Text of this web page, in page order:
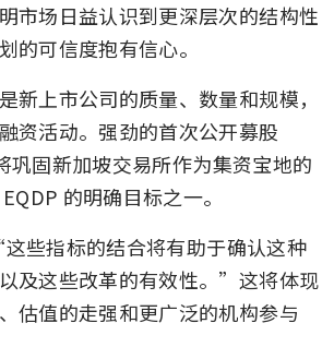
市场日益认识到更深层次的结构性
的可信度抱有信心。
新上市公司的质量、数量和规模，
资活动。强劲的首次公开募股
巩固新加坡交易所作为集资宝地的
的明确目标之一。
些指标的结合将有助于确认这种
及这些改革的有效性。”这将体现
估值的走强和更广泛的机构参与